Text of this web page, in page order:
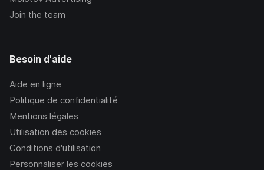
Join the team
Besoin d'aide
Aide en ligne
Politique de confidentialité
Mentions légales
Utilisation des cookies
Conditions d’utilisation
Personnaliser les cookies